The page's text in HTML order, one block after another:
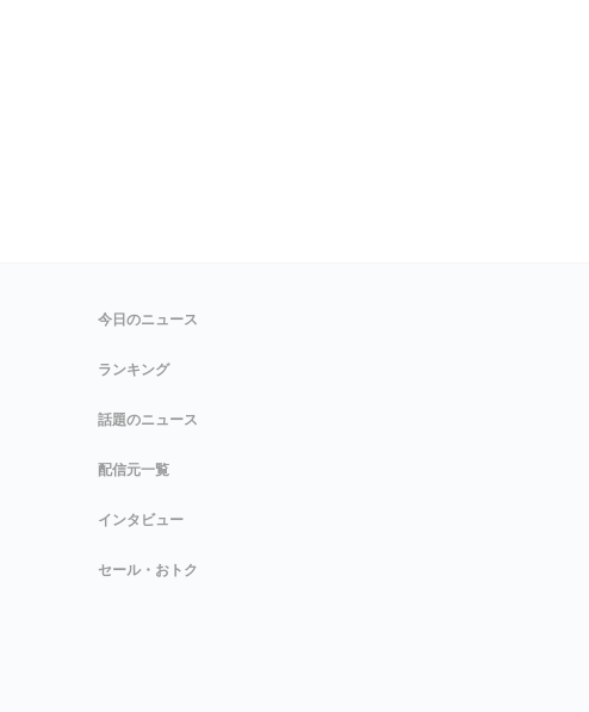
今日のニュース
ランキング
話題のニュース
配信元一覧
インタビュー
セール・おトク